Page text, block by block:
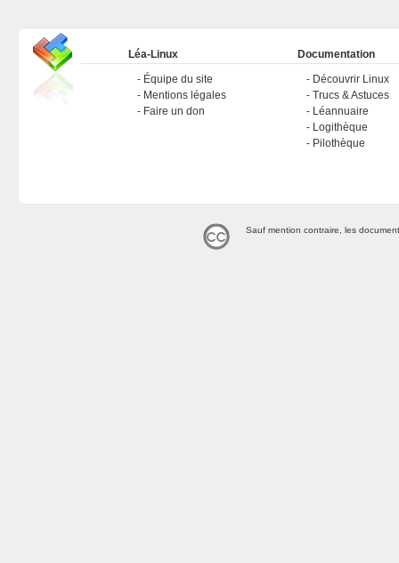
Léa-Linux
Équipe du site
Mentions légales
Faire un don
Documentation
Découvrir Linux
Trucs & Astuces
Léannuaire
Logithèque
Pilothèque
Sauf mention contraire, les